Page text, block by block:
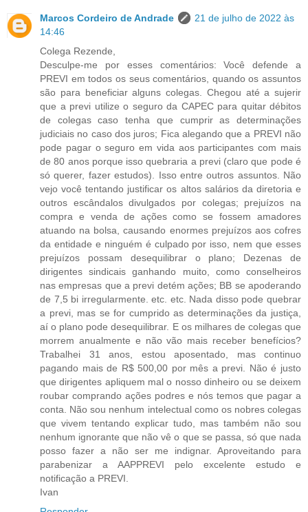
Marcos Cordeiro de Andrade
21 de julho de 2022 às
14:46
Colega Rezende,
Desculpe-me por esses comentários: Você defende a
PREVI em todos os seus comentários, quando os assuntos
são para beneficiar alguns colegas. Chegou até a sujerir
que a previ utilize o seguro da CAPEC para quitar débitos
de colegas caso tenha que cumprir as determinações
judiciais no caso dos juros; Fica alegando que a PREVI não
pode pagar o seguro em vida aos participantes com mais
de 80 anos porque isso quebraria a previ (claro que pode é
só querer, fazer estudos). Isso entre outros assuntos. Não
vejo você tentando justificar os altos salários da diretoria e
outros escândalos divulgados por colegas; prejuízos na
compra e venda de ações como se fossem amadores
atuando na bolsa, causando enormes prejuízos aos cofres
da entidade e ninguém é culpado por isso, nem que esses
prejuízos possam desequilibrar o plano; Dezenas de
dirigentes sindicais ganhando muito, como conselheiros
nas empresas que a previ detém ações; BB se apoderando
de 7,5 bi irregularmente. etc. etc. Nada disso pode quebrar
a previ, mas se for cumprido as determinações da justiça,
aí o plano pode desequilibrar. E os milhares de colegas que
morrem anualmente e não vão mais receber benefícios?
Trabalhei 31 anos, estou aposentado, mas continuo
pagando mais de R$ 500,00 por mês a previ. Não é justo
que dirigentes apliquem mal o nosso dinheiro ou se deixem
roubar comprando ações podres e nós temos que pagar a
conta. Não sou nenhum intelectual como os nobres colegas
que vivem tentando explicar tudo, mas também não sou
nenhum ignorante que não vê o que se passa, só que nada
posso fazer a não ser me indignar. Aproveitando para
parabenizar a AAPPREVI pelo excelente estudo e
notificação a PREVI.
Ivan